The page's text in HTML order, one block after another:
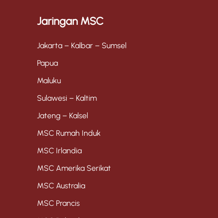
Jaringan MSC
Jakarta – Kalbar – Sumsel
Papua
Maluku
Sulawesi – Kaltim
Jateng – Kalsel
MSC Rumah Induk
MSC Irlandia
MSC Amerika Serikat
MSC Australia
MSC Prancis